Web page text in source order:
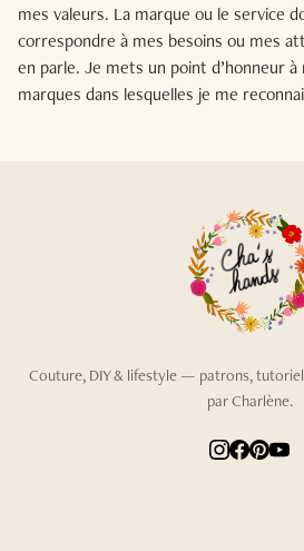
mes valeurs. La marque ou le service
correspondre à mes besoins ou mes
en parle. Je mets un point d’honneur à
marques dans lesquelles je me
Couture, DIY & lifestyle — patrons,
par Charlène.